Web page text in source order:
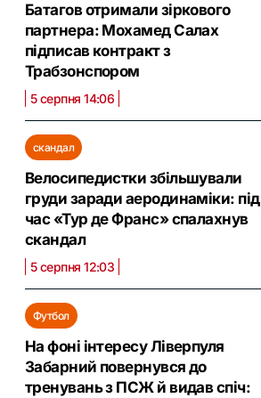
Батагов отримали зіркового
партнера: Мохамед Салах
підписав контракт з
Трабзонспором
5 серпня 14:06
скандал
Велосипедистки збільшували
груди заради аеродинаміки: під
час «Тур де Франс» спалахнув
скандал
5 серпня 12:03
Футбол
На фоні інтересу Ліверпуля
Забарний повернувся до
тренувань з ПСЖ й видав спіч: